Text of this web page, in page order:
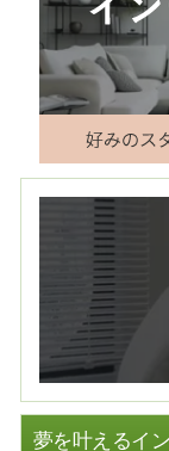
夢を叶えるイ